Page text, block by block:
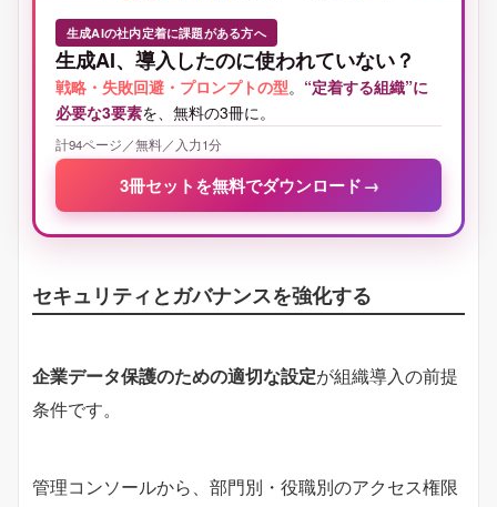
生成AIの社内定着に課題がある方へ
生成AI、導入したのに使われていない？
戦略・失敗回避・プロンプトの型。 “定着する組織”に
必要な3要素を、無料の3冊に。
計94ページ／無料／入力1分
3冊セットを無料でダウンロード →
セキュリティとガバナンスを強化する
企業データ保護のための適切な設定が組織導入の前提
条件です。
管理コンソールから、部門別・役職別のアクセス権限